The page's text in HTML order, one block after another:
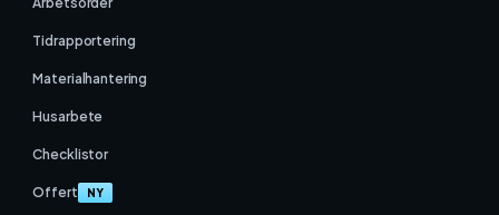
Tidrapportering
Materialhantering
Husarbete
Checklistor
Offert NY